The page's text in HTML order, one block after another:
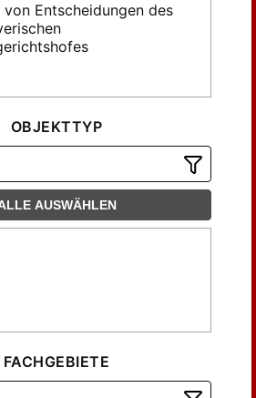
von Entscheidungen des
OBJEKTTYP
AUSWÄHLEN
FACHGEBIETE